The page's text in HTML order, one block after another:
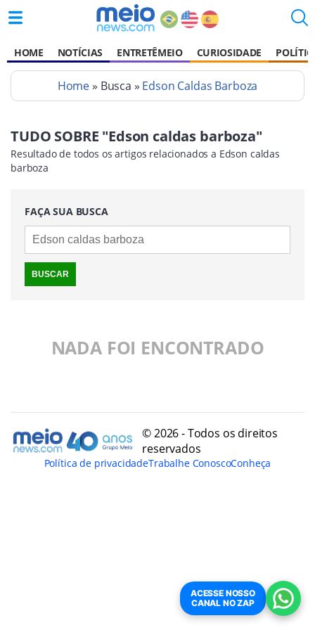
HOME NOTÍCIAS ENTRETÊMEIO CURIOSIDADE
Home» Busca » Edson Caldas Barboza
TUDO SOBRE "Edson caldas barboza"
Resultado de todos os artigos relacionados a Edson caldas
barboza
FAÇA SUA BUSCA
BUSCAR
NADA FOI ENCONTRADO
© 2026 - Todos os direitos
reservados
Política de privacidadeTrabalhe ConoscoConheça
ACESSE NOSSO
CANAL NO ZAP